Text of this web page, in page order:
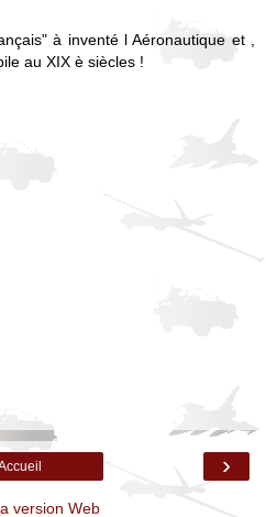
à inventé l Aéronautique et ,
au XIX è siècles !
›
version Web